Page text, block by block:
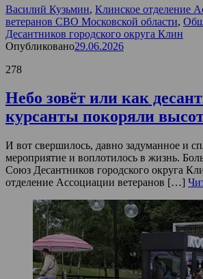
Василий Кузьмин, Клинское отделение
ветеранов СВО Московской области,
Десантников городского округа Клин
Опубликовано29.06.2026
278
Небо зовёт или как
курсанты покоряли
И вот свершилось, давно задуманное и
мероприятие и воплотилось в жизнь.
Союз Десантников городского округа
отделение Ассоциации ветеранов […]